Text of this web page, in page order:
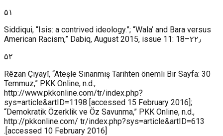
۵۱
Siddiqui, “Isis: a contrived ideology.”; “Wala’ and Bara versus
American Racism,” Dabiq, August 2015, issue 11: 18–۲۲٫
۵۲
Rêzan Çıyayî, “Ateşle Sınanmış Tarihten önemli Bir Sayfa: 30
Temmuz,” PKK Online, n.d.,
http://www.pkkonline.com/tr/index.php?
sys=article&artID=1198 [accessed 15 February 2016];
“Demokratik Özerklik ve Öz Savunma,” PKK Online, n.d.,
http://pkkonline.com/ tr/index.php?sys=article&artID=613
[accessed 10 February 2016].